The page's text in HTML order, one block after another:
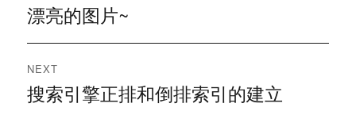
章
导
航
Previous
post:
漂亮的图片~
NEXT
Next
post:
搜索引擎正排和倒排索引的建立